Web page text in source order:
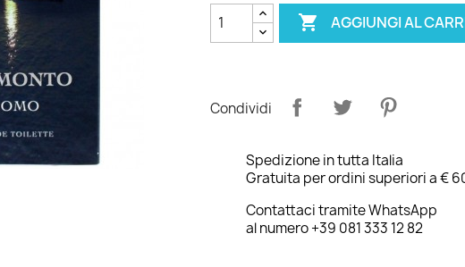
 AGGIUNGI AL
Condividi
Spedizione in tutta Italia
Gratuita per ordini superiori a €
Contattaci tramite WhatsApp
al numero +39 081 333 12 82